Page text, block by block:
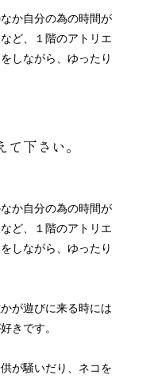
か自分の為の時間が
ど、１階のアトリエ
しながら、ゆったり
下さい。
か自分の為の時間が
ど、１階のアトリエ
しながら、ゆったり
が遊びに来る時には
きです。
が騒いだり、ネコを